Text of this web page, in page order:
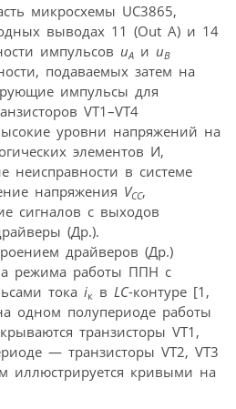
микросхемы UC3865,
выводах 11 (Out A) и 14
импульсов uA и uB
подаваемых затем на
импульсы для
VT1–VT4
уровни напряжений на
элементов И,
неисправности в системе
напряжения VCC,
сигналов с выходов
(Др.).
драйверов (Др.)
режима работы ППН с
тока iк в LC-контуре [1,
одном полупериоде работы
транзисторы VT1,
— транзисторы VT2, VT3
иллюстрируется кривыми на